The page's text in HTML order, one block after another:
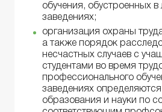
обучения, обустроенных
заведениях;
организация охраны
а также порядок
несчастных случаев с
студентами во время
профессионального
заведениях
образования и науки по